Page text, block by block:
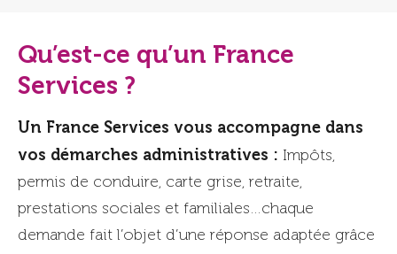
Qu’est-ce qu’un France
Services ?
Un France Services vous accompagne dans
vos démarches administratives : Impôts,
permis de conduire, carte grise, retraite,
prestations sociales et familiales…chaque
demande fait l’objet d’une réponse adaptée grâce